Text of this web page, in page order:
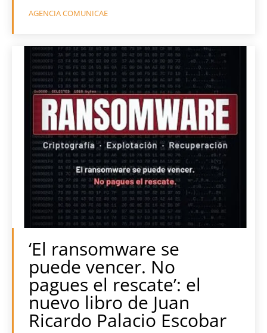
AGENCIA COMUNICAE
‘El ransomware se
puede vencer. No
pagues el rescate’: el
nuevo libro de Juan
Ricardo Palacio Escobar